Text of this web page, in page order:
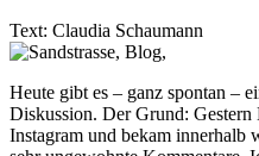
Text: Claudia Schaumann
Heute gibt es – ganz spontan –
Diskussion. Der Grund: Gestern
Instagram und bekam innerhalb